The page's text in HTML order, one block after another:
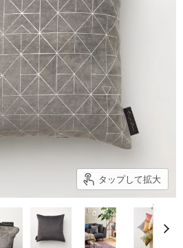
タップして拡大